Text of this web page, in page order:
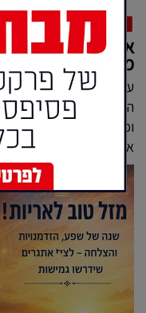
מיסטיקה
אריות, זה הזמן
מבחני החיים
עונת מזל אריה יוצאת
הזדמנויות חדשות,
ופוטנציאל לצמיחה
אלה צפויים גם אתגרים